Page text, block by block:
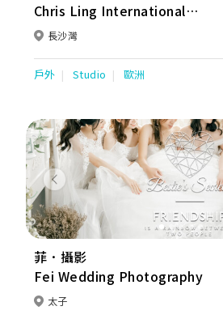
Chris Ling International
Photographers HK
長沙灣
戶外 Studio 歐洲
Previous
菲．攝影
Fei Wedding Photography
太子